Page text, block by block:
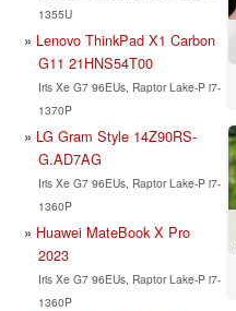
1355U
Lenovo ThinkPad X1 Carbon
G11 21HNS54T00
Iris Xe G7 96EUs, Raptor Lake-P i7-
1370P
LG Gram Style 14Z90RS-
G.AD7AG
Iris Xe G7 96EUs, Raptor Lake-P i7-
1360P
Huawei MateBook X Pro
2023
Iris Xe G7 96EUs, Raptor Lake-P i7-
1360P